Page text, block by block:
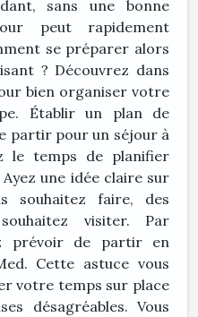
sans une bonne
peut rapidement
se préparer alors
? Découvrez dans
bien organiser votre
Établir un plan de
partir pour un séjour à
le temps de planifier
une idée claire sur
souhaitez faire, des
visiter. Par
prévoir de partir en
Cette astuce vous
votre temps sur place
désagréables. Vous